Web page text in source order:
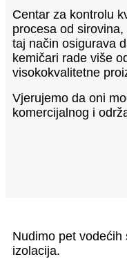
Centar za kontrolu
procesa od
taj način osigurava
kemičari rade više
visokokvalitetne
Vjerujemo da oni
komercijalnog i
Nudimo pet
izolacija.